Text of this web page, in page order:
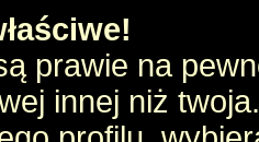
prawie na
innej niż